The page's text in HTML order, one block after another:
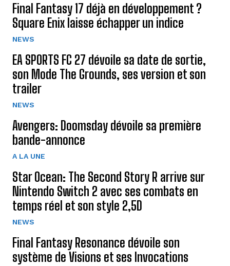
Final Fantasy 17 déjà en développement ?
Square Enix laisse échapper un indice
NEWS
EA SPORTS FC 27 dévoile sa date de sortie,
son Mode The Grounds, ses version et son
trailer
NEWS
Avengers: Doomsday dévoile sa première
bande-annonce
A LA UNE
Star Ocean: The Second Story R arrive sur
Nintendo Switch 2 avec ses combats en
temps réel et son style 2,5D
NEWS
Final Fantasy Resonance dévoile son
système de Visions et ses Invocations